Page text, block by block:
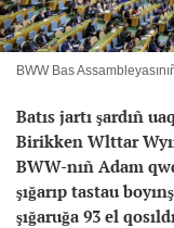
BWW Bas
Batıs jartı şardıñ
Birikken Wlttar
BWW-nıñ Adam
şığarıp tastau
şığaruğa 93 el